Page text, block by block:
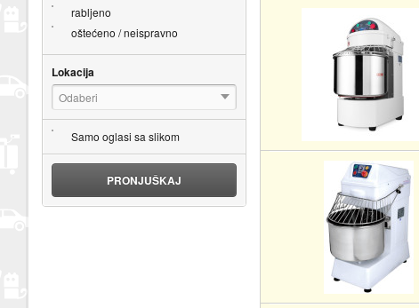
rabljeno
oštećeno / neispravno
Lokacija
Odaberi
Samo oglasi sa slikom
PRONJUŠKAJ